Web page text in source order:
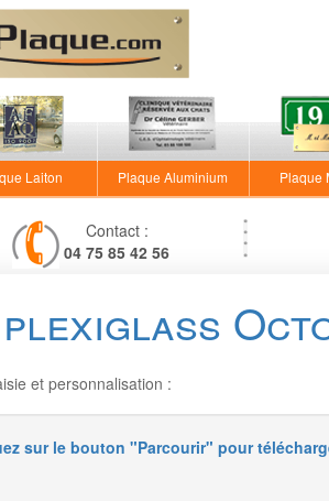
Laiton Plaque Aluminium Plaque
Contact :
04 75 85 42 56
et personnalisation :
sur le bouton "Parcourir" pour